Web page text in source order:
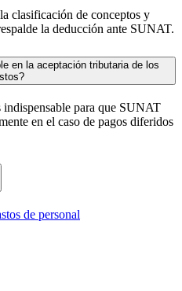
clasificación de conceptos y
la deducción ante SUNAT.
en la aceptación tributaria de los
para que SUNAT
en el caso de pagos diferidos
de personal